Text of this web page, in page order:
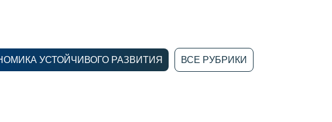
УСТОЙЧИВОГО РАЗВИТИЯ ВСЕ РУБРИКИ